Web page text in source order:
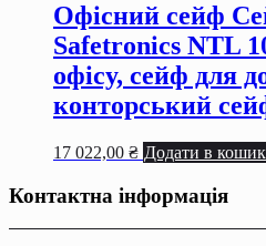
Офісний сейф
Safetronics NTL
офiсу, сейф для
конторський
17 022,00 ₴ Додати в кошик
Контактна інформація